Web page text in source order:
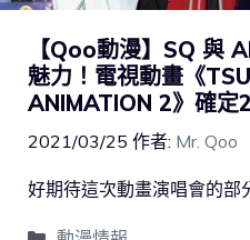
【Qoo動漫】SQ 與
魅力！電視動畫《
ANIMATION 2》確定
2021/03/25 作者: Mr. Qoo
好期待這次動畫演唱會的